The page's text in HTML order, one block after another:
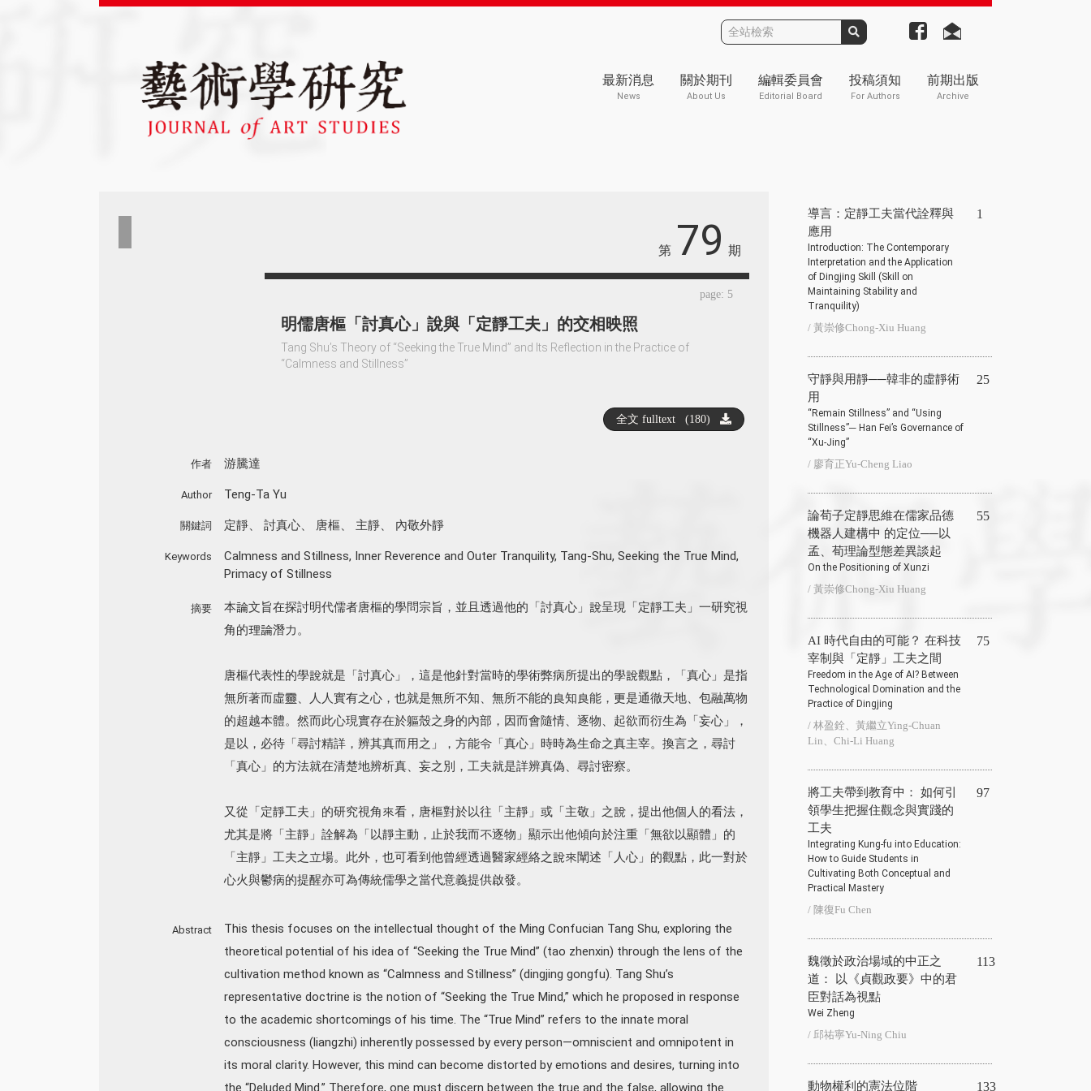
最新消息
News
關於期刊
About Us
編輯委員會
Editorial Board
投稿須知
For Authors
前期出版
Archive
第 79 期
page: 5
明儒唐樞「討真心」說與「定靜工夫」的交相映照
Tang Shu’s Theory of “Seeking the True Mind” and Its Reflection in the Practice of
“Calmness and Stillness”
作者 游騰達
Author Teng-Ta Yu
關鍵詞 定靜、 討真心、 唐樞 主靜、 內敬外靜
Keywords Calmness and Stillness, Inner Reverence and Outer Tranquility, Tang-Shu, Seeking the True Mind,
Primacy of Stillness
摘要
本論文旨在探討明代儒者唐樞的學問宗旨，並且透過他的「討真心」說呈現「定靜工夫」一研究視
角的理論潛力。
唐樞代表性的學說就是「討真心」，這是他針對當時的學術弊病所提出的學說觀點，「真心」是指
無所著而虛靈、人人實有之心，也就是無所不知、無所不能的良知良能，更是通徹天地、包融萬物
的超越本體。然而此心現實存在於軀殼之身的內部，因而會隨情、逐物、起欲而衍生為「妄心」，
是以，必待「尋討精詳，辨其真而用之」，方能令「真心」時時為生命之真主宰。換言之，尋討
「真心」的方法就在清楚地辨析真、妄之別，工夫就是詳辨真偽、尋討密察。
又從「定靜工夫」的研究視角來看，唐樞對於以往「主靜」或「主敬」之說，提出他個人的看法，
尤其是將「主靜」詮解為「以靜主動，止於我而不逐物」顯示出他傾向於注重「無欲以顯體」的
「主靜」工夫之立場。此外，也可看到他曾經透過醫家經絡之說來闡述「人心」的觀點，此一對於
心火與鬱病的提醒亦可為傳統儒學之當代意義提供啟發。
Abstract
This thesis focuses on the intellectual thought of the Ming Confucian Tang Shu, exploring the
theoretical potential of his idea of “Seeking the True Mind” (tao zhenxin) through the lens of the
cultivation method known as “Calmness and Stillness” (dingjing gongfu). Tang Shu’s
representative doctrine is the notion of “Seeking the True Mind,” which he proposed in response
to the academic shortcomings of his time. The “True Mind” refers to the innate moral
consciousness (liangzhi) inherently possessed by every person—omniscient and omnipotent in
its moral clarity. However, this mind can become distorted by emotions and desires, turning into
the “Deluded Mind.” Therefore, one must discern between the true and the false, allowing the
導言：定靜工夫當代詮釋與
應用
Introduction: The Contemporary
Interpretation and the Application
of Dingjing Skill (Skill on
Maintaining Stability and
Tranquility)
/ 黃崇修Chong-Xiu Huang
1
守靜與用靜──韓非的虛靜術
用
“Remain Stillness” and “Using
Stillness”─ Han Fei’s Governance of
“Xu-Jing”
/ 廖育正Yu-Cheng Liao
25
論荀子定靜思維在儒家品德
機器人建構中 的定位──以
孟、荀理論型態差異談起
On the Positioning of Xunzi
/ 黃崇修Chong-Xiu Huang
55
AI 時代自由的可能？ 在科技
宰制與「定靜」工夫之間
Freedom in the Age of AI? Between
Technological Domination and the
Practice of Dingjing
/ 林盈銓、黃繼立Ying-Chuan
Lin、Chi-Li Huang
75
將工夫帶到教育中： 如何引
領學生把握住觀念與實踐的
工夫
Integrating Kung-fu into Education:
How to Guide Students in
Cultivating Both Conceptual and
Practical Mastery
/ 陳復Fu Chen
97
魏徵於政治場域的中正之
道： 以《貞觀政要》中的君
臣對話為視點
Wei Zheng
/ 邱祐寧Yu-Ning Chiu
113
動物權利的憲法位階 133